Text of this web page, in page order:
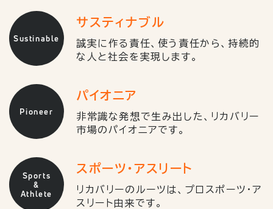
Sustinable
サスティナブル
誠実に作る責任、使う責任から、持続的
な人と社会を実現します。
Pioneer
パイオニア
非常識な発想で生み出した、リカバリー
市場のパイオニアです。
Sports
&
Athlete
スポーツ・アスリート
リカバリーのルーツは、プロスポーツ・ア
スリート由来です。